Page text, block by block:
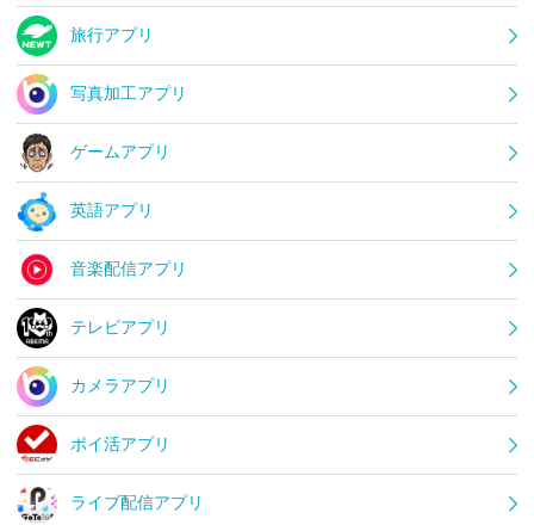
旅行アプリ
写真加工アプリ
ゲームアプリ
英語アプリ
音楽配信アプリ
テレビアプリ
カメラアプリ
ポイ活アプリ
ライブ配信アプリ